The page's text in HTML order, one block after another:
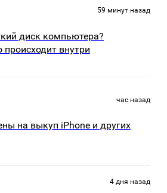
59 минут назад
диск компьютера?
внутри
час назад
на выкуп iPhone и других
4 дня назад